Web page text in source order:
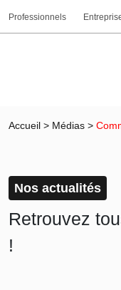
Professionnels
Accueil > Médias >
Nos actualités
Retrouvez
!